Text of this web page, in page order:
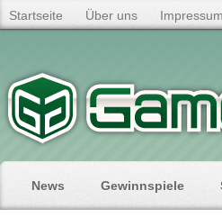
Startseite Über uns
News Gewinnspiele